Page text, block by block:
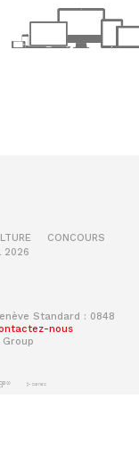
CONCOURS
2026
Standard : 0848
nous